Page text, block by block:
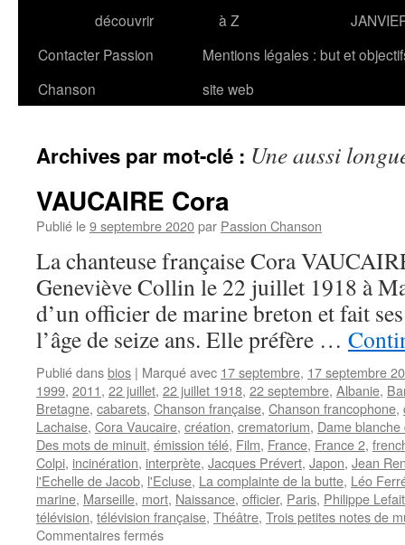
découvrir
à Z
Contacter Passion
Chanson
Mentions légales : but et
site web
Archives par mot-clé : Une aussi
VAUCAIRE Cora
Publié le9 septembre 2020par Passion Chanson
La chanteuse française Cora
Geneviève Collin le 22 juillet 1918 à
d’un officier de marine breton et fait
l’âge de seize ans. Elle préfère …
Publié dansbios | Marqué avec 17 septembre, 17 septembre
1999, 2011, 22 juillet, 22 juillet 1918, 22 septembre, Albanie,
Bretagne, cabarets, Chanson française, Chanson francophone,
Lachaise, Cora Vaucaire, création, crematorium, Dame
Des mots de minuit, émission télé, Film, France, France 2,
Colpi, incinération, interprète, Jacques Prévert, Japon, Jean
l'Echelle de Jacob, l'Ecluse, La complainte de la butte, Léo
marine, Marseille, mort, Naissance, officier, Paris, Philippe Lefait
télévision, télévision française, Théâtre, Trois petites notes de
Commentaires ferméssur